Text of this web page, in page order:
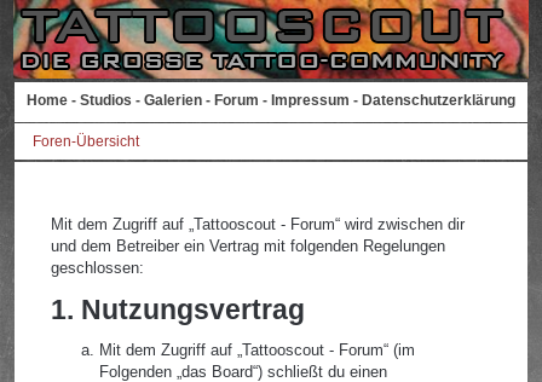
Home - Studios - Galerien - Forum - Impressum - Datenschutzerklärung
Foren-Übersicht
Mit dem Zugriff auf „Tattooscout - Forum“ wird zwischen dir
und dem Betreiber ein Vertrag mit folgenden Regelungen
geschlossen:
1. Nutzungsvertrag
Mit dem Zugriff auf „Tattooscout - Forum“ (im
Folgenden „das Board“) schließt du einen